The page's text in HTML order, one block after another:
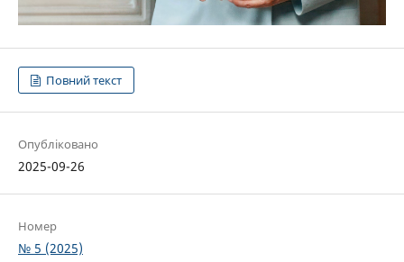
Повний текст
Опубліковано
2025-09-26
Номер
№ 5 (2025)